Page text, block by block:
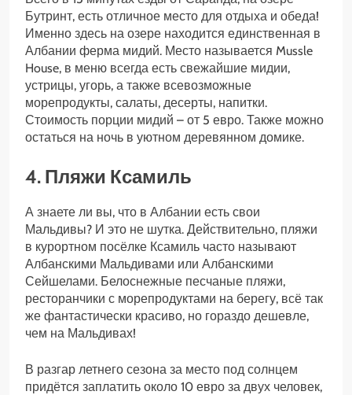
Бутринт, есть отличное место для отдыха и обеда!
Именно здесь на озере находится единственная в
Албании ферма мидий. Место называется Mussle
House, в меню всегда есть свежайшие мидии,
устрицы, угорь, а также всевозможные
морепродукты, салаты, десерты, напитки.
Стоимость порции мидий – от 5 евро. Также можно
остаться на ночь в уютном деревянном домике.
4. Пляжи Ксамиль
А знаете ли вы, что в Албании есть свои
Мальдивы? И это не шутка. Действительно, пляжи
в курортном посёлке Ксамиль часто называют
Албанскими Мальдивами или Албанскими
Сейшелами. Белоснежные песчаные пляжи,
ресторанчики с морепродуктами на берегу, всё так
же фантастически красиво, но гораздо дешевле,
чем на Мальдивах!
В разгар летнего сезона за место под солнцем
придётся заплатить около 10 евро за двух человек,